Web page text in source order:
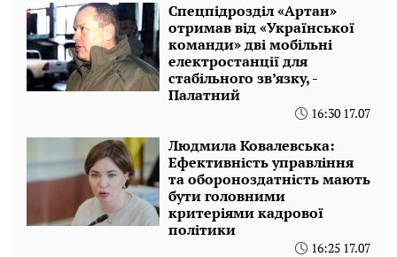
Спецпідрозділ «Артан»
отримав від «Української
команди» дві мобільні
електростанції для
стабільного зв’язку, -
Палатний
16:30 17.07
Людмила Ковалевська:
Ефективність управління
та обороноздатність мають
бути головними
критеріями кадрової
політики
16:25 17.07